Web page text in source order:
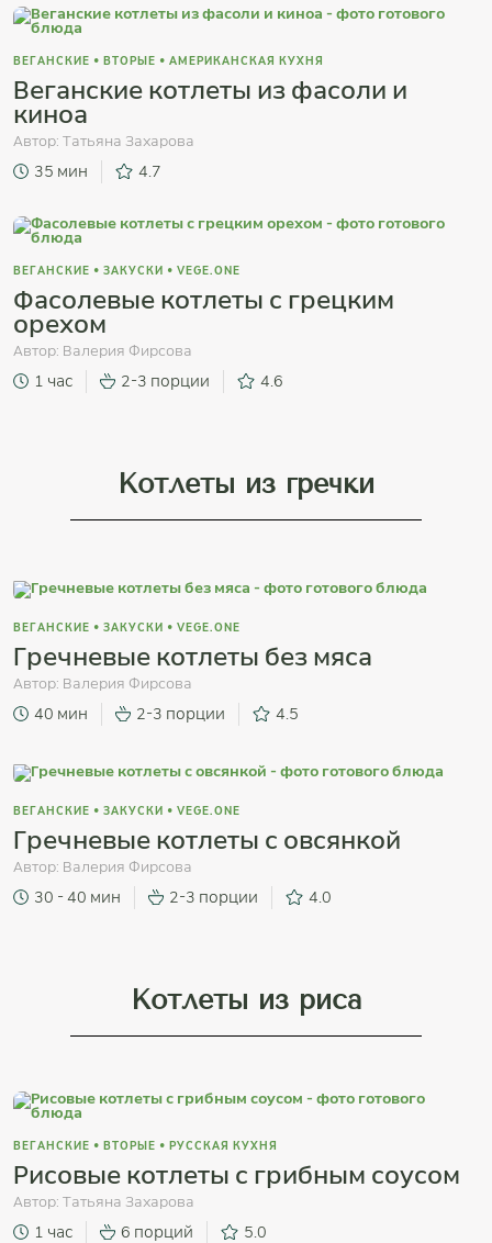
ВЕГАНСКИЕ • ВТОРЫЕ • АМЕРИКАНСКАЯ КУХНЯ
Веганские котлеты из фасоли и
киноа
Автор: Татьяна Захарова
35 мин 4.7
ВЕГАНСКИЕ • ЗАКУСКИ • VEGE.ONE
Фасолевые котлеты с грецким
орехом
Автор: Валерия Фирсова
1 час 2-3 порции 4.6
Котлеты из гречки
ВЕГАНСКИЕ • ЗАКУСКИ • VEGE.ONE
Гречневые котлеты без мяса
Автор: Валерия Фирсова
40 мин 2-3 порции 4.5
ВЕГАНСКИЕ • ЗАКУСКИ • VEGE.ONE
Гречневые котлеты с овсянкой
Автор: Валерия Фирсова
30 - 40 мин 2-3 порции 4.0
Котлеты из риса
ВЕГАНСКИЕ • ВТОРЫЕ • РУССКАЯ КУХНЯ
Рисовые котлеты с грибным соусом
Автор: Татьяна Захарова
1 час 6 порций 5.0